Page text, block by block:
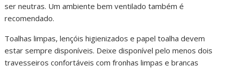
ser neutras. Um ambiente bem ventilado também é
recomendado.
Toalhas limpas, lençóis higienizados e papel toalha devem
estar sempre disponíveis. Deixe disponível pelo menos dois
travesseiros confortáveis com fronhas limpas e brancas